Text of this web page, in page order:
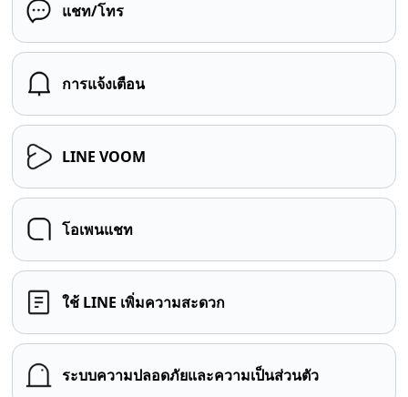
แชท/โทร
การแจ้งเตือน
LINE VOOM
โอเพนแชท
ใช้ LINE เพิ่มความสะดวก
ระบบความปลอดภัยและความเป็นส่วนตัว